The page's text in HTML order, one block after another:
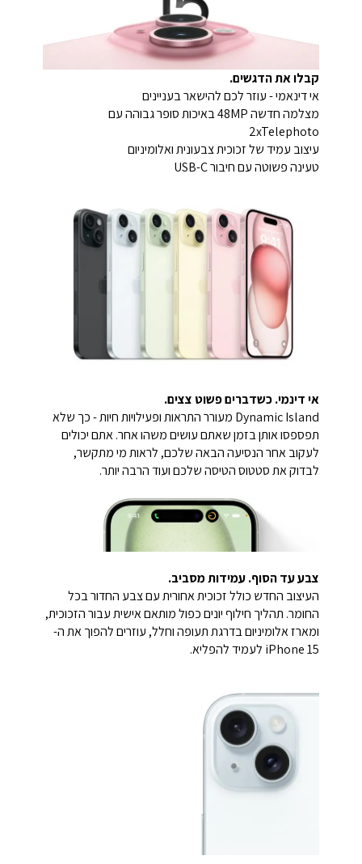
קבלו את הדגשים.
אי דינאמי - עוזר לכם להישאר בעניינים
מצלמה חדשה 48MP באיכות סופר גבוהה עם
2xTelephoto
עיצוב עמיד של זכוכית צבעונית ואלומיניום
טעינה פשוטה עם חיבור USB-C
אי דינמי. כשדברים פשוט צצים.
Dynamic Island מעורר התראות ופעילויות חיות - כך שלא
תפספסו אותן בזמן שאתם עושים משהו אחר. אתם יכולים
לעקוב אחר הנסיעה הבאה שלכם, לראות מי מתקשר,
לבדוק את סטטוס הטיסה שלכם ועוד הרבה יותר.
צבע עד הסוף. עמידות מסביב.
העיצוב החדש כולל זכוכית אחורית עם צבע החדור בכל
החומר. תהליך חילוף יונים כפול מותאם אישית עבור הזכוכית,
ומארז אלומיניום בדרגת תעופה וחלל, עוזרים להפוך את ה-
iPhone 15 לעמיד להפליא.